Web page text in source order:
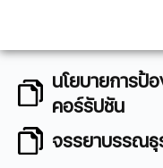
นโยบายการป้
คอร์รัปชัน
จรรยาบรรณธุ